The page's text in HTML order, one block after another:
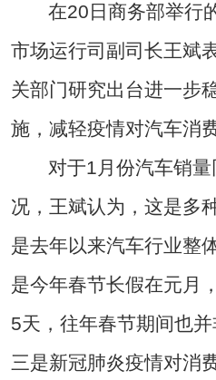
在20日商务部举行
市场运行司副司长王斌
关部门研究出台进一步
施，减轻疫情对汽车消
对于1月份汽车销
况，王斌认为，这是多
是去年以来汽车行业整
是今年春节长假在元月
5天，往年春节期间也并
三是新冠肺炎疫情对消